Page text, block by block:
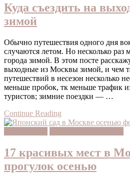
Куда съездить на
зимой
Обычно путешествия одного дня
случаются летом. Но несколько раз
города зимой. В этом посте
выходные из Москвы зимой, и чем
путешествий в несезон несколько
меньше пробок, тк меньше трафик
туристов; зимние поездки — …
Continue Reading
17 красивых мест в
прогулок осенью